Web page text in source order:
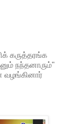
கருத்தரங்க
நந்தனாரும்"
வழங்கினார்